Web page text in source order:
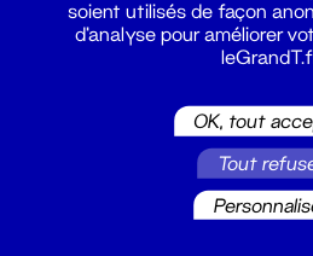
billetterie@leGrandT.fr
soient utilisés de façon
d'analyse pour améliorer
OK, tout
Tout